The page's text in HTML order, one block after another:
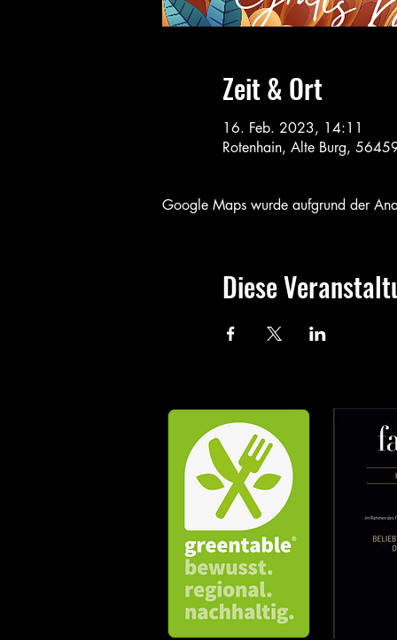
Zeit & Ort
16. Feb. 2023, 14:11
Rotenhain, Alte Burg,
Google Maps wurde aufgrund der
Diese